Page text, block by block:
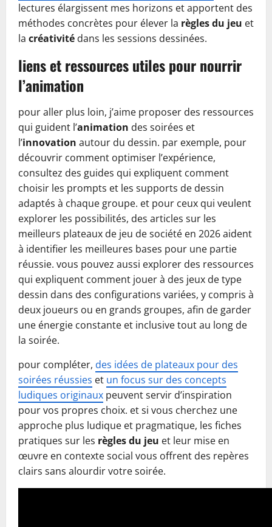
lectures élargissent mes horizons et apportent des
méthodes concrètes pour élever la règles du jeu et
la créativité dans les sessions dessinées.
liens et ressources utiles pour nourrir
l’animation
pour aller plus loin, j’aime proposer des ressources
qui guident l’animation des soirées et
l’innovation autour du dessin. par exemple, pour
découvrir comment optimiser l’expérience,
consultez des guides qui expliquent comment
choisir les prompts et les supports de dessin
adaptés à chaque groupe. et pour ceux qui veulent
explorer les possibilités, des articles sur les
meilleurs plateaux de jeu de société en 2026 aident
à identifier les meilleures bases pour une partie
réussie. vous pouvez aussi explorer des ressources
qui expliquent comment jouer à des jeux de type
dessin dans des configurations variées, y compris à
deux joueurs ou en grands groupes, afin de garder
une énergie constante et inclusive tout au long de
la soirée.
pour compléter, des idées de plateaux pour des
soirées réussies et un focus sur des concepts
ludiques originaux peuvent servir d’inspiration
pour vos propres choix. et si vous cherchez une
approche plus ludique et pragmatique, les fiches
pratiques sur les règles du jeu et leur mise en
œuvre en contexte social vous offrent des repères
clairs sans alourdir votre soirée.